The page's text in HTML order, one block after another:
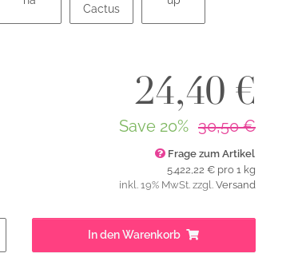
24,40 €
Save 20% 30,50 €
Frage zum Artikel
5.422,22 € pro 1 kg
inkl. 19% MwSt. zzgl. Versand
In den Warenkorb